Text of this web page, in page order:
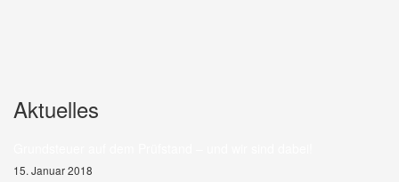
Aktuelles
15. Januar 2018